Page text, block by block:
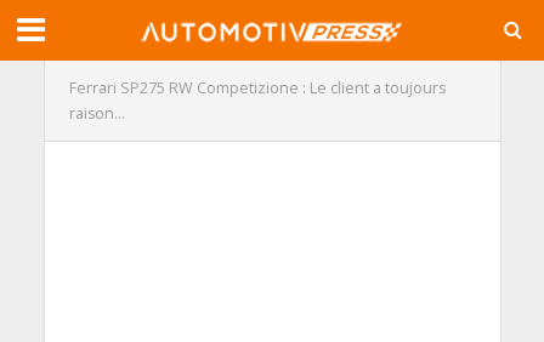
Ferrari SP275 RW Competizione : Le client a toujours
raison…